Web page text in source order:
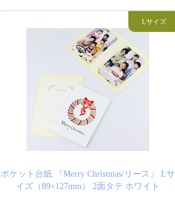
ポケット台紙 『Merry Christmas/リース』 Lサ
イズ（89×127mm） 2面タテ ホワイト